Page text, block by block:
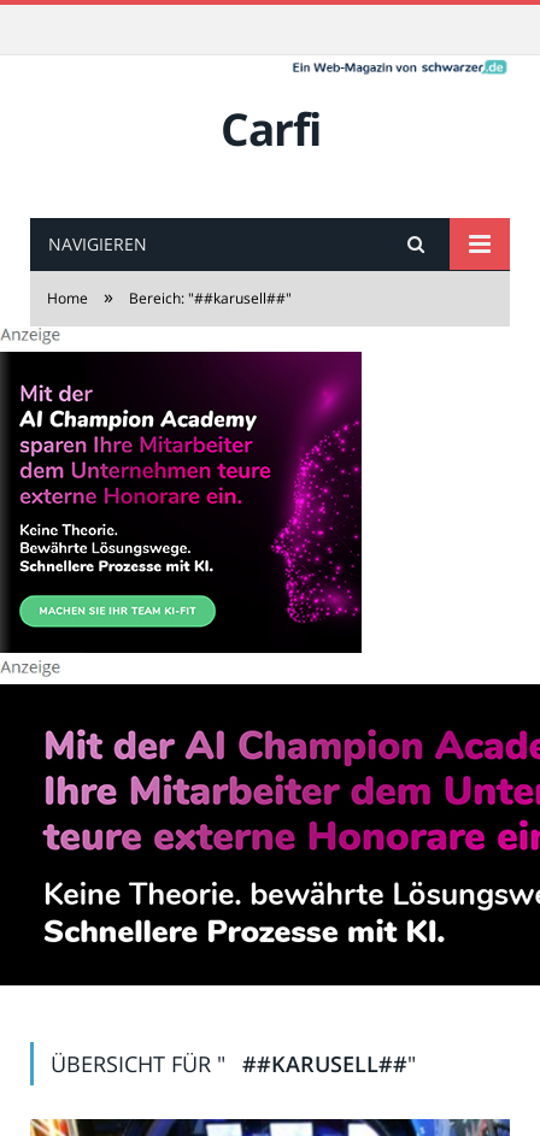
Carfi
NAVIGIEREN
Home » Bereich: "##karusell##"
ÜBERSICHT FÜR " ##KARUSELL##"